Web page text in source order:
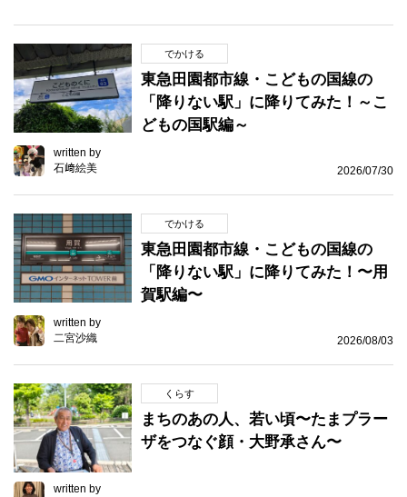
でかける
東急田園都市線・こどもの国線の
「降りない駅」に降りてみた！～こ
どもの国駅編～
written by
石﨑絵美
2026/07/30
でかける
東急田園都市線・こどもの国線の
「降りない駅」に降りてみた！〜用
賀駅編〜
written by
二宮沙織
2026/08/03
くらす
まちのあの人、若い頃〜たまプラー
ザをつなぐ顔・大野承さん〜
written by